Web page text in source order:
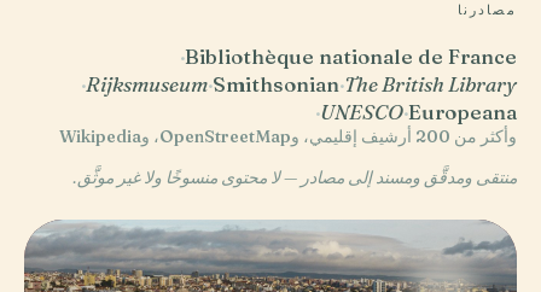
مصادرنا
Bibliothèque nationale de France
·
The British Library
·
Smithsonian
·
Rijksmuseum
·
Europeana
·
UNESCO
·
وأكثر من 200 أرشيف إقليمي، وOpenStreetMap، وWikipedia
منتقى ومدقَّق ومسند إلى مصادر — لا محتوى منسوخًا ولا غير موثَّق.